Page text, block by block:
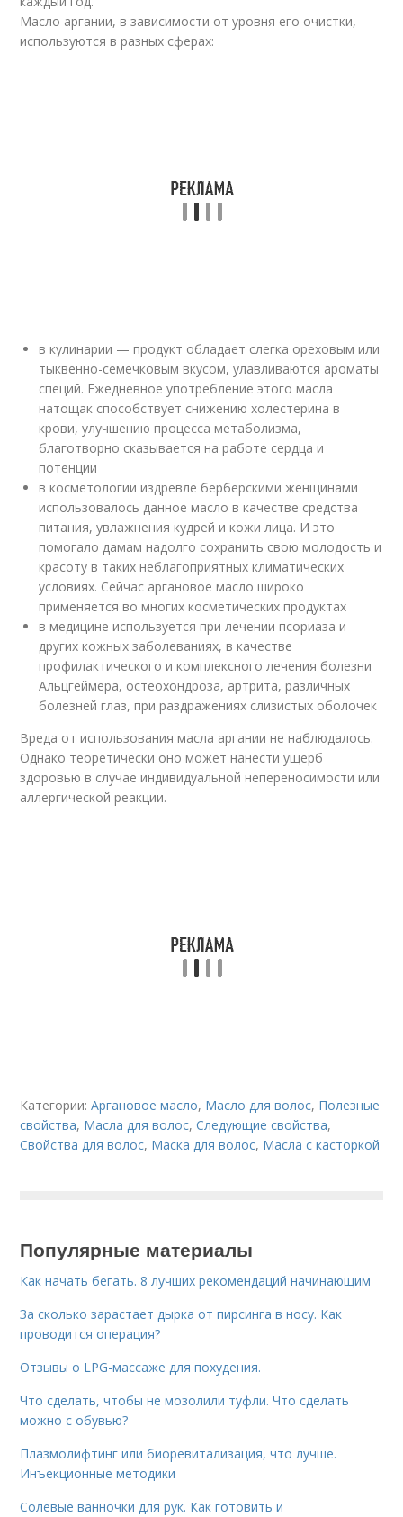
Масло аргании, в зависимости от уровня его очистки,
используются в разных сферах:
в кулинарии — продукт обладает слегка ореховым или
тыквенно-семечковым вкусом, улавливаются ароматы
специй. Ежедневное употребление этого масла
натощак способствует снижению холестерина в
крови, улучшению процесса метаболизма,
благотворно сказывается на работе сердца и
потенции
в косметологии издревле берберскими женщинами
использовалось данное масло в качестве средства
питания, увлажнения кудрей и кожи лица. И это
помогало дамам надолго сохранить свою молодость и
красоту в таких неблагоприятных климатических
условиях. Сейчас аргановое масло широко
применяется во многих косметических продуктах
в медицине используется при лечении псориаза и
других кожных заболеваниях, в качестве
профилактического и комплексного лечения болезни
Альцгеймера, остеохондроза, артрита, различных
болезней глаз, при раздражениях слизистых оболочек
Вреда от использования масла аргании не наблюдалось.
Однако теоретически оно может нанести ущерб
здоровью в случае индивидуальной непереносимости или
аллергической реакции.
Категории:Аргановое масло, Масло для волос, Полезные
свойства, Масла для волос,Следующие свойства,
Свойства для волос, Маска для волос, Масла с касторкой
Популярные материалы
Как начать бегать. 8 лучших рекомендаций начинающим
За сколько зарастает дырка от пирсинга в носу. Как
проводится операция?
Отзывы о LPG-массаже для похудения.
Что сделать, чтобы не мозолили туфли. Что сделать
можно с обувью?
Плазмолифтинг или биоревитализация, что лучше.
Инъекционные методики
Солевые ванночки для рук. Как готовить и